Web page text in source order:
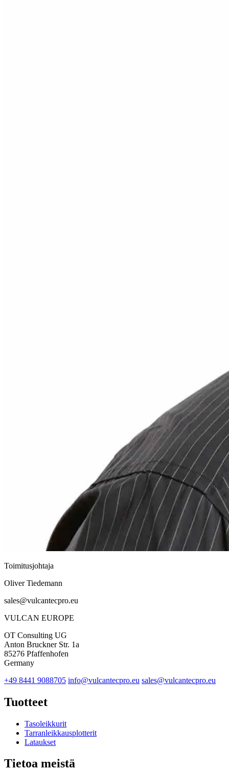
Toimitusjohtaja
Oliver Tiedemann
sales@vulcantecpro.eu
VULCAN EUROPE
OT Consulting UG
Anton Bruckner Str. 1a
85276 Pfaffenhofen
Germany
+49 8441 9088705 info@vulcantecpro.eu sales@vulcantecpro.eu
Tuotteet
Tasoleikkurit
Tarranleikkausplotterit
Lataukset
Tietoa meistä